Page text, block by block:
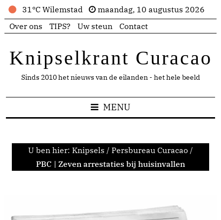
31°C Wilemstad
maandag, 10 augustus 2026
Over ons
TIPS? Uw steun Contact
Knipselkrant Curacao
Sinds 2010 het nieuws van de eilanden - het hele beeld
MENU
U ben hier: Knipsels / Persbureau Curacao /
PBC | Zeven arrestaties bij huisinvallen